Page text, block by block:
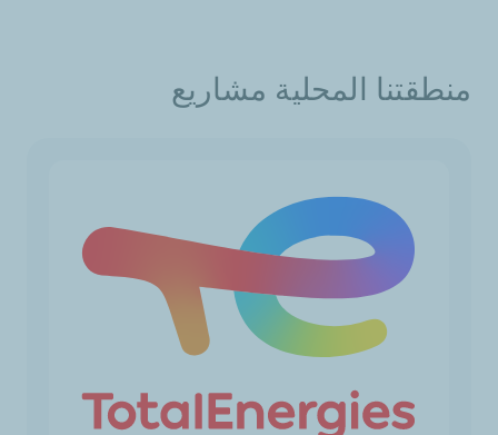
منطقتنا المحلية مشاريع